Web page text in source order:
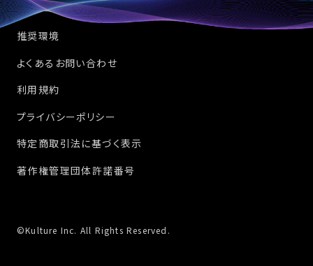
推奨環境
よくあるお問い合わせ
利用規約
プライバシーポリシー
特定商取引法に基づく表示
著作権管理団体許諾番号
©Kulture Inc. All Rights Reserved.